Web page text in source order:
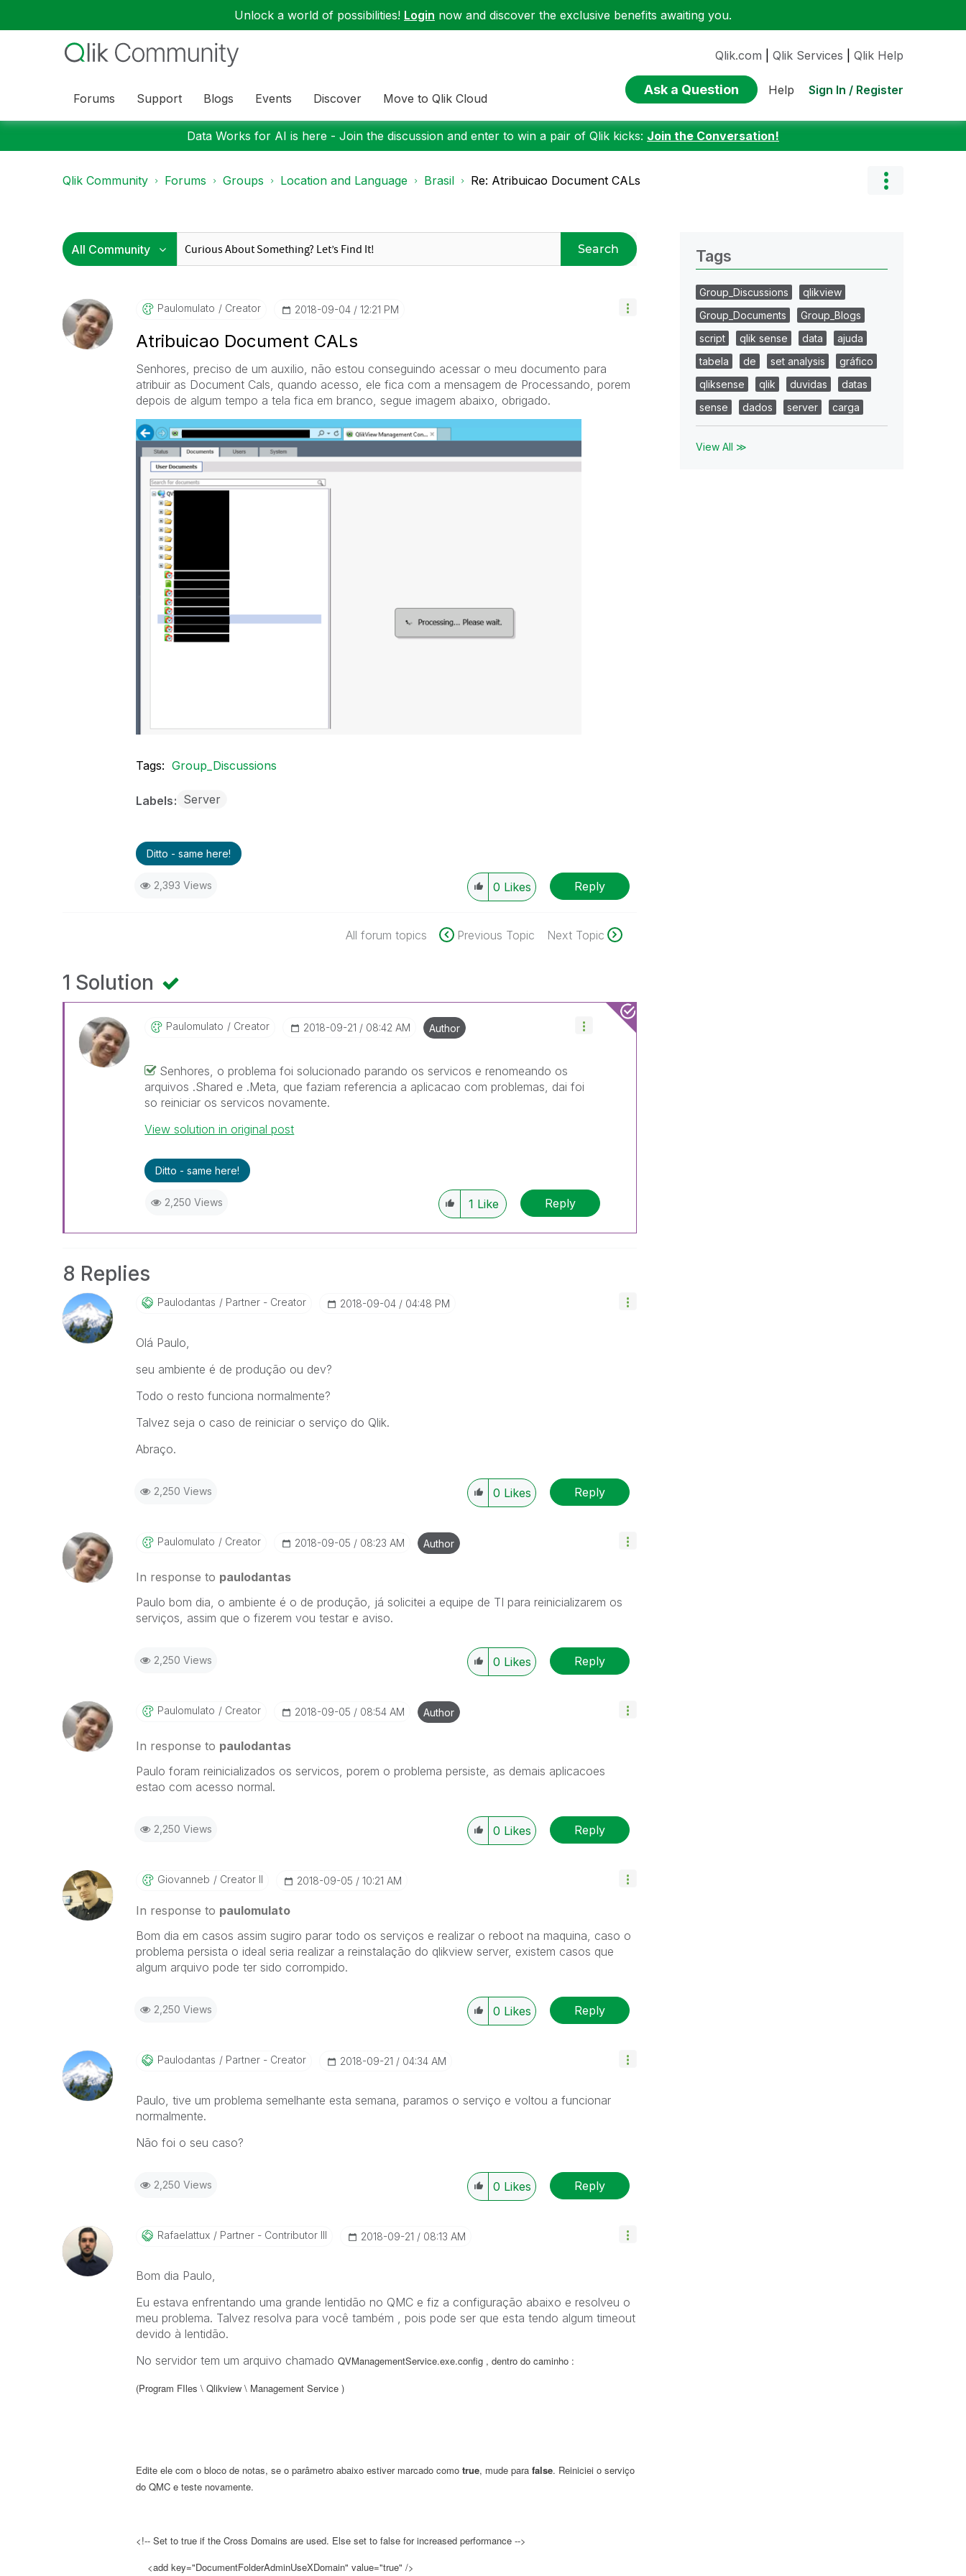
Unlock a world of possibilities! Login now and discover the exclusive benefits awaiting you.
Forums Support Blogs Events Discover Move to Qlik Cloud
Qlik.com Qlik Services Qlik Help
Ask a Question Help Sign In / Register
Data Works for AI is here - Join the discussion and enter to win a pair of Qlik kicks: Join the Conversation!
Qlik Community Forums Groups Location and Language Brasil Re: Atribuicao Document CALs
Search
Paulomulato Creator ‎2018-09-04 12:21 PM
Atribuicao Document CALs
Senhores, preciso de um auxilio, não estou conseguindo acessar o meu documento para
atribuir as Document Cals, quando acesso, ele fica com a mensagem de Processando, porem
depois de algum tempo a tela fica em branco, segue imagem abaixo, obrigado.
Tags: Group_Discussions
Labels Server
Ditto - same here!
2,393 Views 0 Likes Reply
All forum topics Previous Topic Next Topic
1 Solution
Paulomulato Creator ‎2018-09-21 08:42 AM Author
Senhores, o problema foi solucionado parando os servicos e renomeando os
arquivos .Shared e .Meta, que faziam referencia a aplicacao com problemas, dai foi
so reiniciar os servicos novamente.
View solution in original post
Ditto - same here!
2,250 Views 1 Like Reply
8 Replies
Paulodantas Partner - Creator ‎2018-09-04 04:48 PM
Olá Paulo,
seu ambiente é de produção ou dev?
Todo o resto funciona normalmente?
Talvez seja o caso de reiniciar o serviço do Qlik.
Abraço.
2,250 Views 0 Likes Reply
Paulomulato Creator ‎2018-09-05 08:23 AM Author
In response to paulodantas
Paulo bom dia, o ambiente é o de produção, já solicitei a equipe de TI para reinicializarem os
serviços, assim que o fizerem vou testar e aviso.
2,250 Views 0 Likes Reply
Paulomulato Creator ‎2018-09-05 08:54 AM Author
In response to paulodantas
Paulo foram reinicializados os servicos, porem o problema persiste, as demais aplicacoes
estao com acesso normal.
2,250 Views 0 Likes Reply
Giovanneb Creator II ‎2018-09-05 10:21 AM
In response to paulomulato
Bom dia em casos assim sugiro parar todo os serviços e realizar o reboot na maquina, caso o
problema persista o ideal seria realizar a reinstalação do qlikview server, existem casos que
algum arquivo pode ter sido corrompido.
2,250 Views 0 Likes Reply
Paulodantas Partner - Creator ‎2018-09-21 04:34 AM
Paulo, tive um problema semelhante esta semana, paramos o serviço e voltou a funcionar
normalmente.
Não foi o seu caso?
2,250 Views 0 Likes Reply
Rafaelattux Partner - Contributor III ‎2018-09-21 08:13 AM
Bom dia Paulo,
Eu estava enfrentando uma grande lentidão no QMC e fiz a configuração abaixo e resolveu o
meu problema. Talvez resolva para você também , pois pode ser que esta tendo algum timeout
devido à lentidão.
No servidor tem um arquivo chamado QVManagementService.exe.config , dentro do caminho :
(Program FIles \ Qlikview \ Management Service )
Edite ele com o bloco de notas, se o parâmetro abaixo estiver marcado como true, mude para false. Reiniciei o serviço
do QMC e teste novamente.
<!-- Set to true if the Cross Domains are used. Else set to false for increased performance -->
<add key="DocumentFolderAdminUseXDomain" value="true" />
Tags
Group_Discussions
qlikview
Group_Documents
Group_Blogs
script
qlik sense data
ajuda
tabela
de set analysis
gráfico
qliksense
qlik duvidas
datas
sense
dados server carga
View All ≫